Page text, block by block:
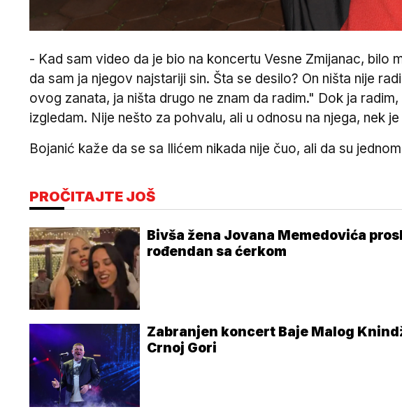
- Kad sam video da je bio na koncertu Vesne Zmijanac, bilo
da sam ja njegov najstariji sin. Šta se desilo? On ništa nije
ovog zanata, ja ništa drugo ne znam da radim." Dok ja
izgledam. Nije nešto za pohvalu, ali u odnosu na njega, nek
Bojanić kaže da se sa Ilićem nikada nije čuo, ali da su
PROČITAJTE JOŠ
Bivša žena Jovana Memedovića
rođendan sa ćerkom
Zabranjen koncert Baje Malog
Crnoj Gori